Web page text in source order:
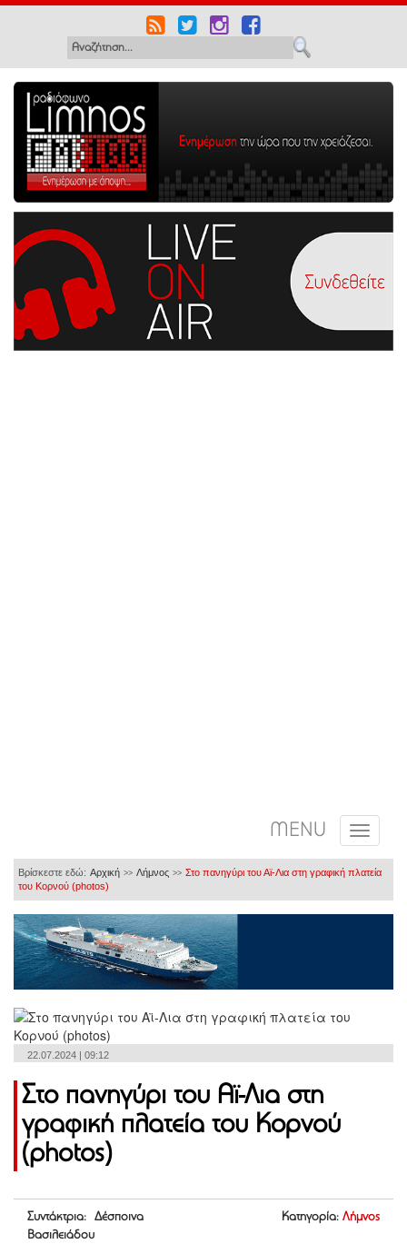
MENU
Βρίσκεστε εδώ: Αρχική >> Λήμνος >> Στο πανηγύρι του Αϊ-Λια στη γραφική πλατεία
του Κορνού (photos)
22.07.2024 | 09:12
Στο πανηγύρι του Αϊ-Λια στη
γραφική πλατεία του Κορνού
(photos)
Συντάκτρια: Δέσποινα
Βασιλειάδου
Κατηγορία: Λήμνος